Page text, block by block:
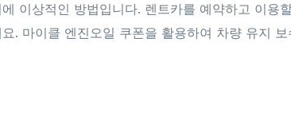
이상적인 방법입니다. 렌트카를 예약하고 이용
. 마이클 엔진오일 쿠폰을 활용하여 차량 유지